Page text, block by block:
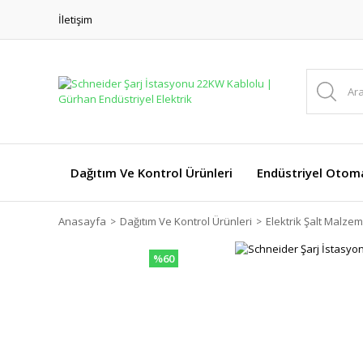
İletişim
Dağıtım Ve Kontrol Ürünleri Endüstriyel
Anasayfa Dağıtım Ve Kontrol Ürünleri Elektrik Şalt
%60